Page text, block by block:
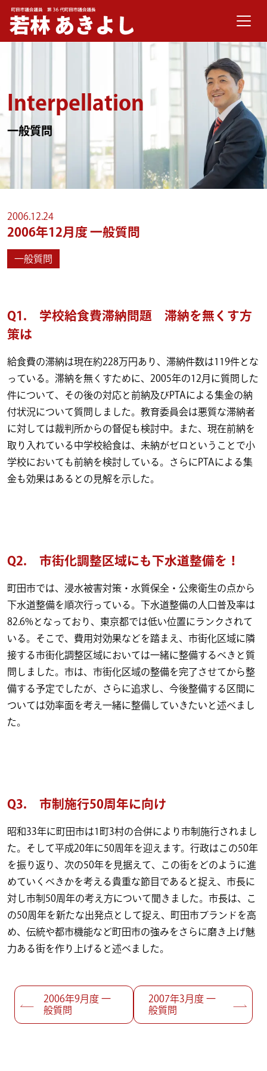
メインナビゲーション
Interpellation
一般質問
2006.12.24
2006年12月度 一般質問
一般質問
Q1. 学校給食費滞納問題 滞納を無くす方
策は
給食費の滞納は現在約228万円あり、滞納件数は119件とな
っている。滞納を無くすために、2005年の12月に質問した
件について、その後の対応と前納及びPTAによる集金の納
付状況について質問しました。教育委員会は悪質な滞納者
に対しては裁判所からの督促も検討中。また、現在前納を
取り入れている中学校給食は、未納がゼロということで小
学校においても前納を検討している。さらにPTAによる集
金も効果はあるとの見解を示した。
Q2. 市街化調整区域にも下水道整備を！
町田市では、浸水被害対策・水質保全・公衆衛生の点から
下水道整備を順次行っている。下水道整備の人口普及率は
82.6%となっており、東京都では低い位置にランクされて
いる。そこで、費用対効果などを踏まえ、市街化区域に隣
接する市街化調整区域においては一緒に整備するべきと質
問しました。市は、市街化区域の整備を完了させてから整
備する予定でしたが、さらに追求し、今後整備する区間に
ついては効率面を考え一緒に整備していきたいと述べまし
た。
Q3. 市制施行50周年に向け
昭和33年に町田市は1町3村の合併により市制施行されまし
た。そして平成20年に50周年を迎えます。行政はこの50年
を振り返り、次の50年を見据えて、この街をどのように進
めていくべきかを考える貴重な節目であると捉え、市長に
対し市制50周年の考え方について聞きました。市長は、こ
の50周年を新たな出発点として捉え、町田市ブランドを高
め、伝統や都市機能など町田市の強みをさらに磨き上げ魅
力ある街を作り上げると述べました。
投稿ナビゲーション
2006年9月度 一
般質問
2007年3月度 一
般質問